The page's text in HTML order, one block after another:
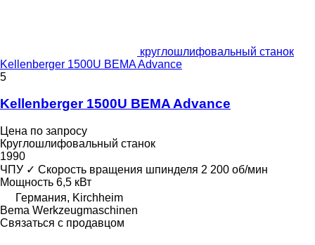
круглошлифовальный станок
Kellenberger 1500U BEMA Advance
5
Kellenberger 1500U BEMA Advance
Цена по запросу
Круглошлифовальный станок
1990
ЧПУ ✓ Скорость вращения шпинделя 2 200 об/мин
Мощность 6,5 кВт
Германия, Kirchheim
Bema Werkzeugmaschinen
Связаться с продавцом